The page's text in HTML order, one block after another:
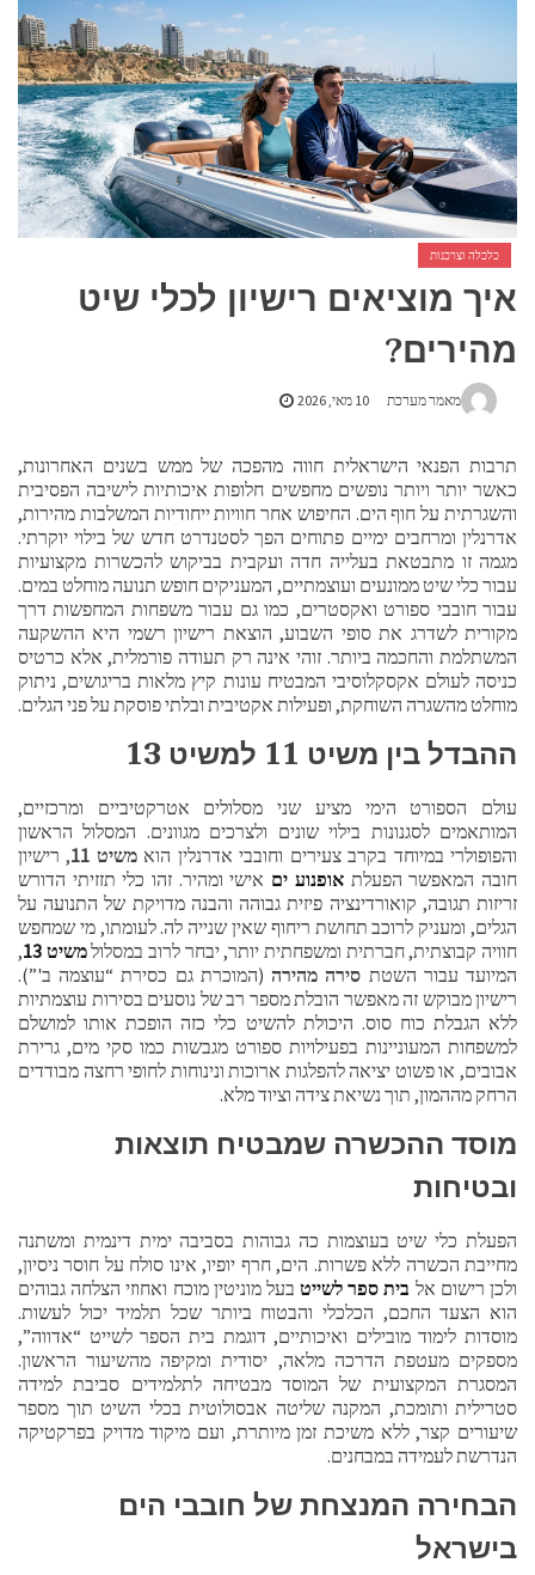
אביזרים ומתנות לגבר שאוהב להיות בשטח
אשפוז פסיכיאטרי ביתי: הגישה הדיסקרטית שמשנה את כללי המשחק בבריאות הנפש
כלכלה וצרכנות
איך מוציאים רישיון לכלי שיט
מהירים?
מאמר מערכת 10 מאי, 2026
תרבות הפנאי הישראלית חווה מהפכה של ממש בשנים האחרונות,
כאשר יותר ויותר נופשים מחפשים חלופות איכותיות לישיבה הפסיבית
והשגרתית על חוף הים. החיפוש אחר חוויות ייחודיות המשלבות מהירות,
אדרנלין ומרחבים ימיים פתוחים הפך לסטנדרט חדש של בילוי יוקרתי.
מגמה זו מתבטאת בעלייה חדה ועקבית בביקוש להכשרות מקצועיות
עבור כלי שיט ממונעים ועוצמתיים, המעניקים חופש תנועה מוחלט במים.
עבור חובבי ספורט ואקסטרים, כמו גם עבור משפחות המחפשות דרך
מקורית לשדרג את סופי השבוע, הוצאת רישיון רשמי היא ההשקעה
המשתלמת והחכמה ביותר. זוהי אינה רק תעודה פורמלית, אלא כרטיס
כניסה לעולם אקסקלוסיבי המבטיח עונות קיץ מלאות בריגושים, ניתוק
מוחלט מהשגרה השוחקת, ופעילות אקטיבית ובלתי פוסקת על פני הגלים.
ההבדל בין משיט 11 למשיט 13
עולם הספורט הימי מציע שני מסלולים אטרקטיביים ומרכזיים,
המותאמים לסגנונות בילוי שונים ולצרכים מגוונים. המסלול הראשון
והפופולרי במיוחד בקרב צעירים וחובבי אדרנלין הואמשיט 11
, רישיון
חובה המאפשר הפעלתאופנוע ים אישי ומהיר. זהו כלי תזזיתי הדורש
זריזות תגובה, קואורדינציה פיזית גבוהה והבנה מדויקת של התנועה על
הגלים, ומעניק לרוכב תחושת ריחוף שאין שנייה לה. לעומתו, מי שמחפש
חוויה קבוצתית, חברתית ומשפחתית יותר, יבחר לרוב במסלולמשיט 13
,
המיועד עבור השטת סירה מהירה(המוכרת גם כסירת “עוצמה ב'”).
רישיון מבוקש זה מאפשר הובלת מספר רב של נוסעים בסירות עוצמתיות
ללא הגבלת כוח סוס. היכולת להשיט כלי כזה הופכת אותו למושלם
למשפחות המעוניינות בפעילויות ספורט מגבשות כמו סקי מים, גרירת
אבובים, או פשוט יציאה להפלגות ארוכות ונינוחות לחופי רחצה מבודדים
הרחק מההמון, תוך נשיאת צידה וציוד מלא.
מוסד ההכשרה שמבטיח תוצאות
ובטיחות
הפעלת כלי שיט בעוצמות כה גבוהות בסביבה ימית דינמית ומשתנה
מחייבת הכשרה ללא פשרות. הים, חרף יופיו, אינו סולח על חוסר ניסיון,
ולכן רישום אל בית ספר לשייטבעל מוניטין מוכח ואחוזי הצלחה גבוהים
הוא הצעד החכם, הכלכלי והבטוח ביותר שכל תלמיד יכול לעשות.
מוסדות לימוד מובילים ואיכותיים, דוגמת בית הספר לשייט “אדווה”,
מספקים מעטפת הדרכה מלאה, יסודית ומקיפה מהשיעור הראשון.
המסגרת המקצועית של המוסד מבטיחה לתלמידים סביבת למידה
סטרילית ותומכת, המקנה שליטה אבסולוטית בכלי השיט תוך מספר
שיעורים קצר, ללא משיכת זמן מיותרת, ועם מיקוד מדויק בפרקטיקה
הנדרשת לעמידה במבחנים.
הבחירה המנצחת של חובבי הים
בישראל